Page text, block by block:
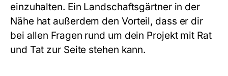
einzuhalten. Ein Landschaftsgärtner in der
Nähe hat außerdem den Vorteil, dass er dir
bei allen Fragen rund um dein Projekt mit Rat
und Tat zur Seite stehen kann.